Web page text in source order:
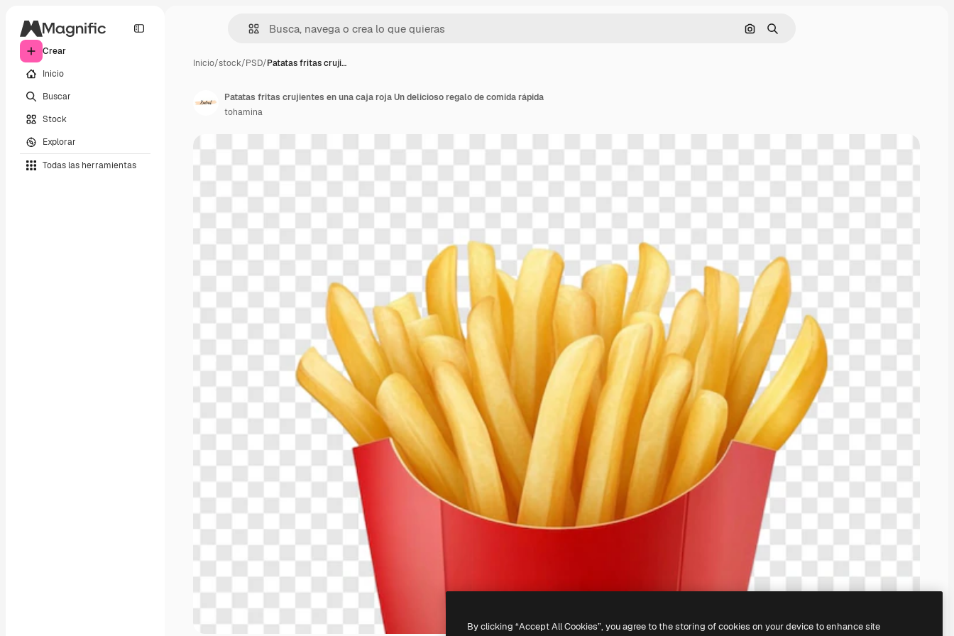
Crear
Inicio
Buscar
Stock
Explorar
Todas las herramientas
Buscar por imagen
Buscar
Inicio/stock/PSD/Patatas fritas cruji…
Patatas fritas crujientes en una caja roja Un delicioso regalo de comida rápida
tohamina
By clicking “Accept All Cookies”, you agree to the storing of cookies on your device to enhance site